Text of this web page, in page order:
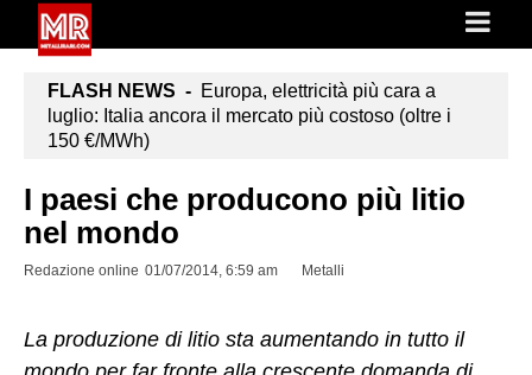
FLASH NEWS - Europa, elettricità più cara a
luglio: Italia ancora il mercato più costoso (oltre i
150 €/MWh)
I paesi che producono più litio
nel mondo
Redazione online 01/07/2014, 6:59 am Metalli
La produzione di litio sta aumentando in tutto il